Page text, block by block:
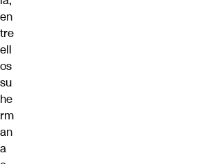
en
tre
ell
os
su
he
rm
an
a